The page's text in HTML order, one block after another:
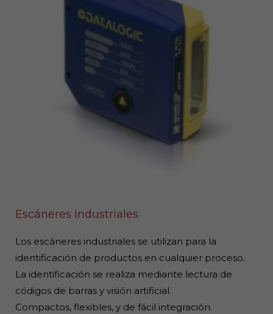
Escáneres Industriales
Los escáneres industriales se utilizan para la
identificación de productos en cualquier proceso.
La identificación se realiza mediante lectura de
códigos de barras y visión artificial.
Compactos, flexibles, y de fácil integración.